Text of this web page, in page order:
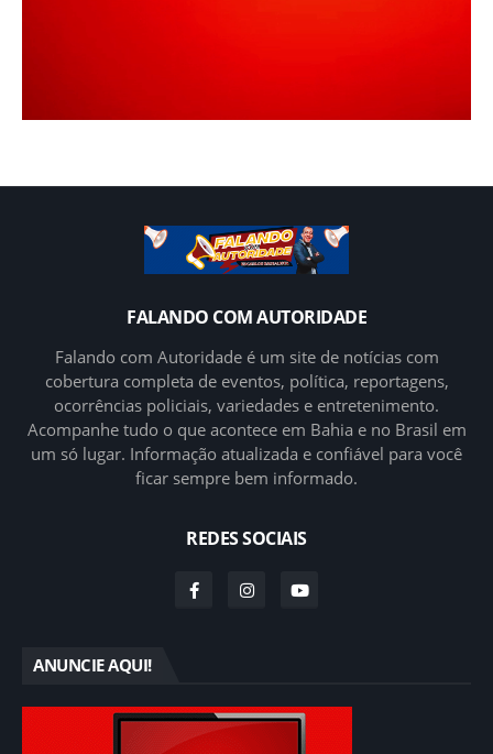
FALANDO COM AUTORIDADE
Falando com Autoridade é um site de notícias com
cobertura completa de eventos, política, reportagens,
ocorrências policiais, variedades e entretenimento.
Acompanhe tudo o que acontece em Bahia e no Brasil em
um só lugar. Informação atualizada e confiável para você
ficar sempre bem informado.
REDES SOCIAIS
ANUNCIE AQUI!